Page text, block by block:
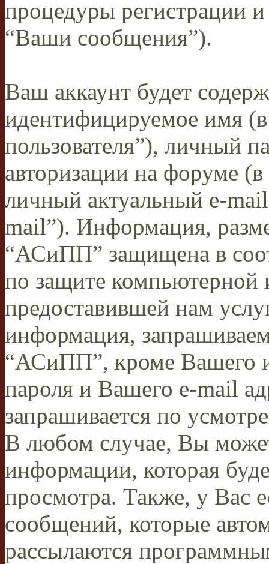
процедуры регистрации
“Ваши сообщения”).
Ваш аккаунт будет
идентифицируемое имя
пользователя”), личный
авторизации на форуме
личный актуальный e-
mail”). Информация,
“АСиПП” защищена в
по защите
предоставившей нам
информация,
“АСиПП”, кроме Вашего
пароля и Вашего e-mail
запрашивается по
В любом случае, Вы
информации, которая
просмотра. Также, у Вас
сообщений, которые
рассылаются